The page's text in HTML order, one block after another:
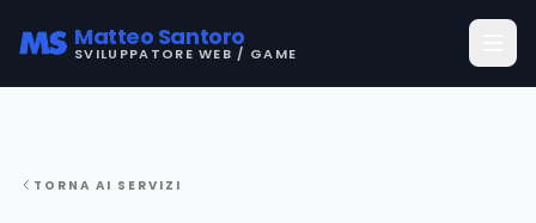
Matteo Santoro
SVILUPPATORE WEB / GAME
TORNA AI SERVIZI